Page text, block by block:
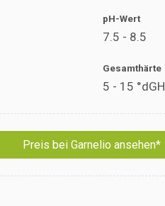
pH-Wert
7.5 - 8.5
Gesamthärte
5 - 15 °dGH
Preis bei Garnelio ansehen*